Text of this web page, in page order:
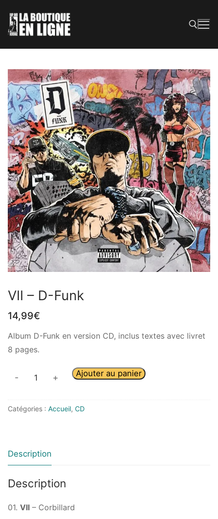
VII – D-Funk
14,99€
Album D-Funk en version CD, inclus textes avec livret
8 pages.
- + Ajouter au panier
Catégories : Accueil, CD
Description
Description
01. VII – Corbillard